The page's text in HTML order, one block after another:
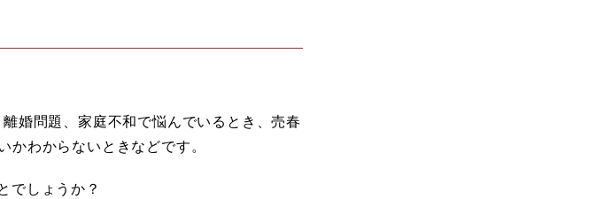
婚問題、家庭不和で悩んでいるとき、売春
わからないときなどです。
でしょうか？